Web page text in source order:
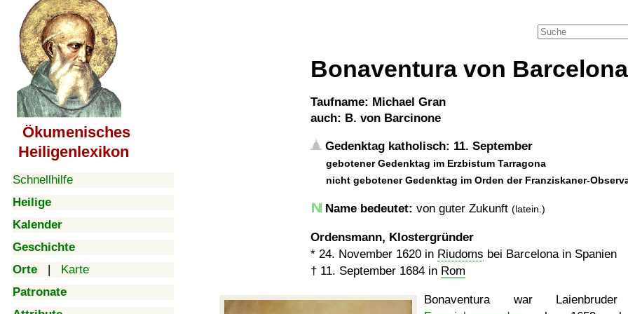
Ökumenisches
Heiligenlexikon
Schnellhilfe
Heilige
Kalender
Geschichte
Orte | Karte
Patronate
Bonaventura von Barcelona
Taufname: Michael Gran
auch: B. von Barcinone
Gedenktag katholisch: 11. September
gebotener Gedenktag im Erzbistum Tarragona
nicht gebotener Gedenktag im Orden der Franziskaner-
Name bedeutet: von guter Zukunft (latein.)
Ordensmann, Klostergründer
* 24. November 1620 in Riudoms bei Barcelona in Spanien
† 11. September 1684 in Rom
Bonaventura war